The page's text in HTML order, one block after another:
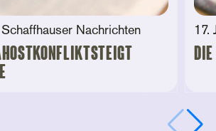
Schaffhauser Nachrichten 17.